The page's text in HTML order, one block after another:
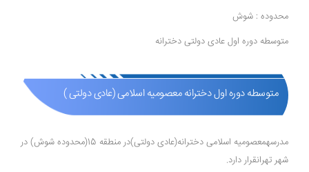
محدوده : شوش
متوسطه دوره اول عادی دولتی دخترانه
متوسطه دوره اول دخترانه معصومیه اسلامی (عادی دولتی )
مدرسهمعصومیه اسلامی دخترانه(عادی دولتی)در منطقه 15(محدوده شوش) در
شهر تهرانقرار دارد.